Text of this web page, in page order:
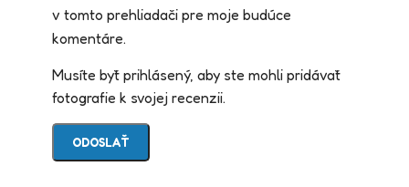
v tomto prehliadači pre moje budúce
komentáre.
Musíte byť prihlásený, aby ste mohli pridávať
fotografie k svojej recenzii.